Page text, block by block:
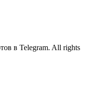
в Telegram. All rights